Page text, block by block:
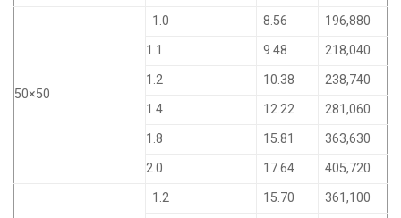
50×50
1.0 8.56
196,880
1.1
9.48
218,040
1.2
10.38
238,740
1.4
12.22
281,060
1.8
15.81
363,630
2.0
17.64 405,720
1.2 15.70
361,100